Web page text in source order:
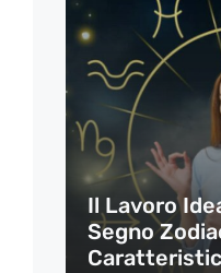
Il Lavoro
Segno